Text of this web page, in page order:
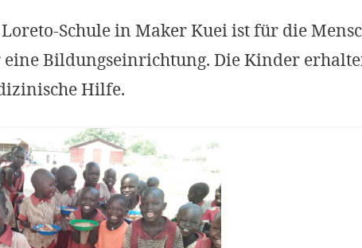
Schule in Maker Kuei ist für die
Bildungseinrichtung. Die Kinder
Hilfe.